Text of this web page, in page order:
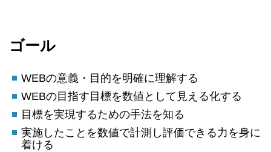
ゴール
WEBの意義・目的を明確に理解する
WEBの目指す目標を数値として見える化する
目標を実現するための手法を知る
実施したことを数値で計測し評価できる力を身に
着ける